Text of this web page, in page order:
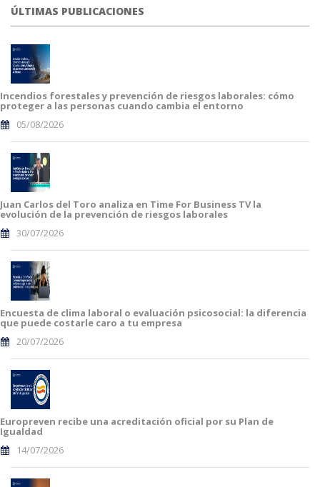
ÚLTIMAS PUBLICACIONES
Incendios forestales y prevención de riesgos laborales: cómo
proteger a las personas cuando cambia el entorno
05/08/2026
Juan Carlos del Toro analiza en Time For Business TV la
evolución de la prevención de riesgos laborales
30/07/2026
Encuesta de clima laboral o evaluación psicosocial: la diferencia
que puede costarle caro a tu empresa
20/07/2026
Europreven recibe una acreditación oficial por su Plan de
Igualdad
14/07/2026